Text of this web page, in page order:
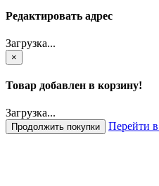
Редактировать адрес
Загрузка...
×
Товар добавлен в корзину!
Загрузка...
Продолжить покупки Перейти